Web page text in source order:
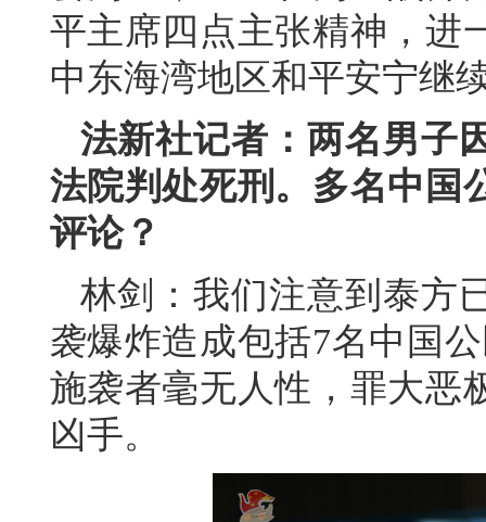
平主席四点主张精神，进
中东海湾地区和平安宁继
法新社记者：两名男子
法院判处死刑。多名中国
评论？
林剑：我们注意到泰方
袭爆炸造成包括7名中国
施袭者毫无人性，罪大恶
凶手。